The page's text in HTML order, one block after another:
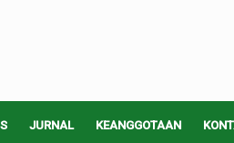
JURNAL KEANGGOTAAN